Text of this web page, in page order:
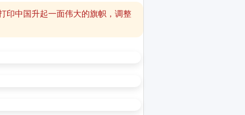
印中国升起一面伟大的旗帜，调整